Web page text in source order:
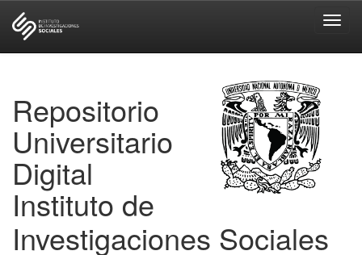
Repositorio
Universitario
Digital
Instituto de
Investigaciones Sociales